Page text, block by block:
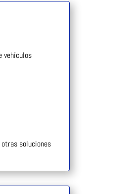
vehículos
soluciones